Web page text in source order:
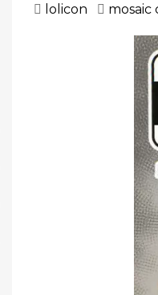
lolicon
mosaic